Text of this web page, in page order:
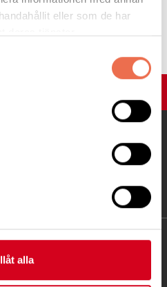
eller som de har
alla